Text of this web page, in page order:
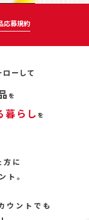
応募規約
ローして
を
暮らし を
に
ト。
ントでも